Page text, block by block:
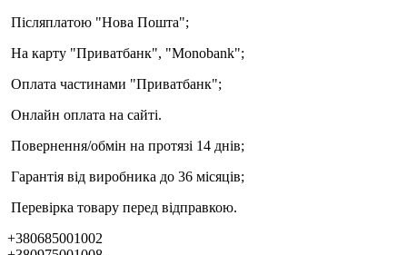
Післяплатою "Нова Пошта";
На карту "Приватбанк", "Monobank";
Оплата частинами "Приватбанк";
Онлайн оплата на сайті.
Повернення/обмін на протязі 14 днів;
Гарантія від виробника до 36 місяців;
Перевірка товару перед відправкою.
+380685001002